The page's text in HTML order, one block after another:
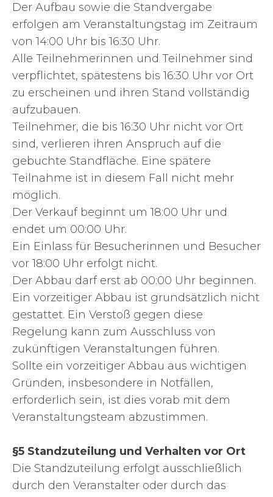
Der Aufbau sowie die Standvergabe
erfolgen am Veranstaltungstag im Zeitraum
von 14:00 Uhr bis 16:30 Uhr.
Alle Teilnehmerinnen und Teilnehmer sind
verpflichtet, spätestens bis 16:30 Uhr vor Ort
zu erscheinen und ihren Stand vollständig
aufzubauen.
Teilnehmer, die bis 16:30 Uhr nicht vor Ort
sind, verlieren ihren Anspruch auf die
gebuchte Standfläche. Eine spätere
Teilnahme ist in diesem Fall nicht mehr
möglich.
Der Verkauf beginnt um 18:00 Uhr und
endet um 00:00 Uhr.
Ein Einlass für Besucherinnen und Besucher
vor 18:00 Uhr erfolgt nicht.
Der Abbau darf erst ab 00:00 Uhr beginnen.
Ein vorzeitiger Abbau ist grundsätzlich nicht
gestattet. Ein Verstoß gegen diese
Regelung kann zum Ausschluss von
zukünftigen Veranstaltungen führen.
Sollte ein vorzeitiger Abbau aus wichtigen
Gründen, insbesondere in Notfällen,
erforderlich sein, ist dies vorab mit dem
Veranstaltungsteam abzustimmen.
§5 Standzuteilung und Verhalten vor Ort
Die Standzuteilung erfolgt ausschließlich
durch den Veranstalter oder durch das